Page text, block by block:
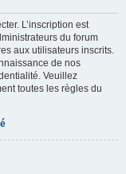
L’inscription est
du forum
aux utilisateurs inscrits.
de nos
Veuillez
toutes les règles du